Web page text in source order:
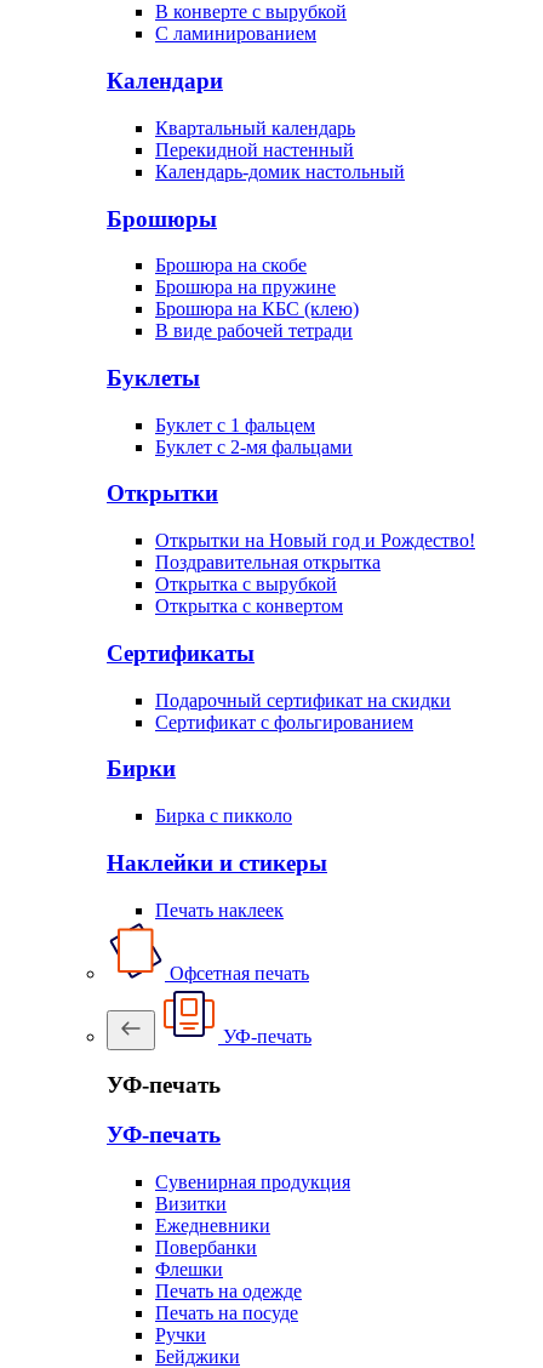
В конверте с вырубкой
С ламинированием
Календари
Квартальный календарь
Перекидной настенный
Календарь-домик настольный
Брошюры
Брошюра на скобе
Брошюра на пружине
Брошюра на КБС (клею)
В виде рабочей тетради
Буклеты
Буклет с 1 фальцем
Буклет с 2-мя фальцами
Открытки
Открытки на Новый год и Рождество!
Поздравительная открытка
Открытка с вырубкой
Открытка с конвертом
Сертификаты
Подарочный сертификат на скидки
Сертификат с фольгированием
Бирки
Бирка с пикколо
Наклейки и стикеры
Печать наклеек
Офсетная печать
УФ-печать
УФ-печать
УФ-печать
Сувенирная продукция
Визитки
Ежедневники
Повербанки
Флешки
Печать на одежде
Печать на посуде
Ручки
Бейджики